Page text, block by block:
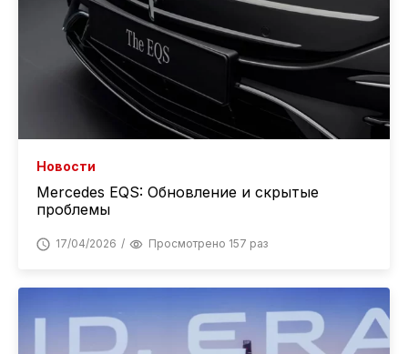
Новости
Mercedes EQS: Обновление и скрытые
проблемы
17/04/2026 Просмотрено 157 раз